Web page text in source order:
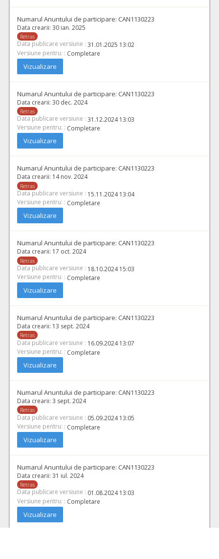
Numarul Anuntului de participare: CAN1130223
Data crearii: 30 ian. 2025
Retras
Data publicare versiune : 31.01.2025 13:02
Versiune pentru: : Completare
Vizualizare
Numarul Anuntului de participare: CAN1130223
Data crearii: 30 dec. 2024
Retras
Data publicare versiune : 31.12.2024 13:03
Versiune pentru: : Completare
Vizualizare
Numarul Anuntului de participare: CAN1130223
Data crearii: 14 nov. 2024
Retras
Data publicare versiune : 15.11.2024 13:04
Versiune pentru: : Completare
Vizualizare
Numarul Anuntului de participare: CAN1130223
Data crearii: 17 oct. 2024
Retras
Data publicare versiune : 18.10.2024 15:03
Versiune pentru: : Completare
Vizualizare
Numarul Anuntului de participare: CAN1130223
Data crearii: 13 sept. 2024
Retras
Data publicare versiune : 16.09.2024 13:07
Versiune pentru: : Completare
Vizualizare
Numarul Anuntului de participare: CAN1130223
Data crearii: 3 sept. 2024
Retras
Data publicare versiune : 05.09.2024 13:05
Versiune pentru: : Completare
Vizualizare
Numarul Anuntului de participare: CAN1130223
Data crearii: 31 iul. 2024
Retras
Data publicare versiune : 01.08.2024 13:03
Versiune pentru: : Completare
Vizualizare